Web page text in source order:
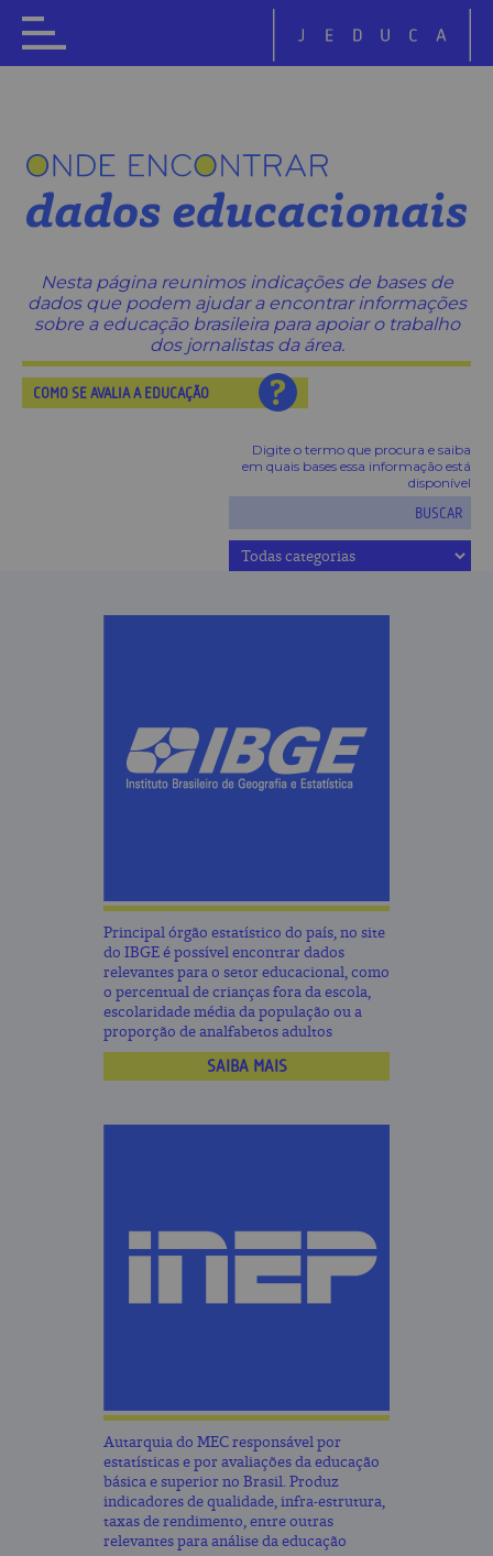
Nesta página reunimos indicações de bases de
dados que podem ajudar a encontrar informações
sobre a educação brasileira para apoiar o trabalho
dos jornalistas da área.
COMO SE AVALIA A EDUCAÇÃO
Digite o termo que procura e saiba
em quais bases essa informação está
disponível
BUSCAR
Principal órgão estatístico do país, no site
do IBGE é possível encontrar dados
relevantes para o setor educacional, como
o percentual de crianças fora da escola,
escolaridade média da população ou a
proporção de analfabetos adultos
SAIBA MAIS
Autarquia do MEC responsável por
estatísticas e por avaliações da educação
básica e superior no Brasil. Produz
indicadores de qualidade, infra-estrutura,
taxas de rendimento, entre outras
relevantes para análise da educação